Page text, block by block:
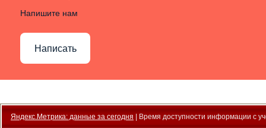
Напишите нам
Написать
Яндекс.Метрика: данные за сегодня | Время доступности информации с